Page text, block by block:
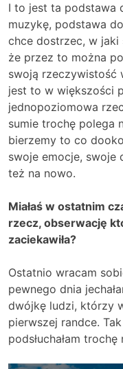
I to jest ta podstawa
muzykę, podstawa
chce dostrzec, w jaki
że przez to można
swoją rzeczywistość
jest to w większości
jednopoziomowa
sumie trochę polega
bierzemy to co
swoje emocje, swoje
też na nowo.
Miałaś w ostatnim
rzecz, obserwację
zaciekawiła?
Ostatnio wracam
pewnego dnia
dwójkę ludzi, którzy
pierwszej randce.
podsłuchałam